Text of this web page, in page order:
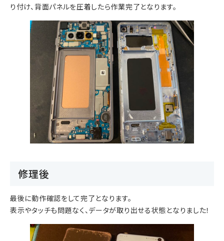
り付け、背面パネルを圧着したら作業完了となります。
修理後
最後に動作確認をして完了となります。
表示やタッチも問題なく、データが取り出せる状態となりました！